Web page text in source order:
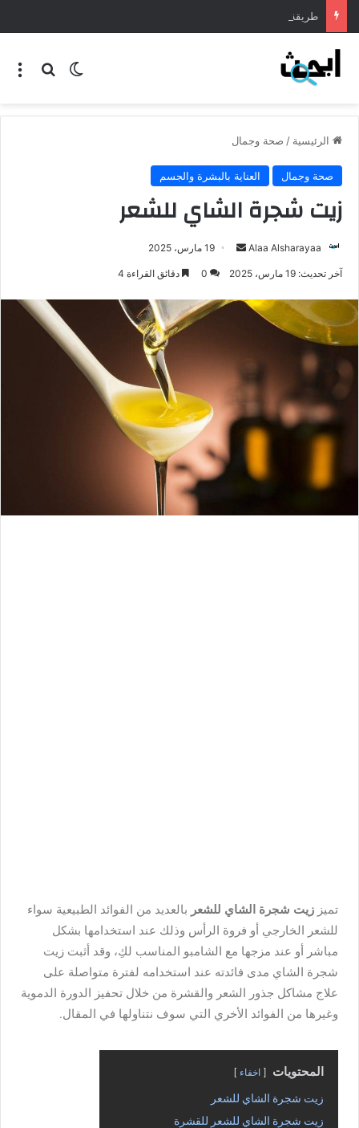
طريقة عمل المنسف الاردني
الرئيسية / صحة وجمال
صحة وجمال العناية بالبشرة والجسم
زيت شجرة الشاي للشعر
Alaa Alsharayaa 19 مارس، 2025
آخر تحديث: 19 مارس، 2025 0 دقائق القراءة 4
تميز زيت شجرة الشاي للشعر بالعديد من الفوائد الطبيعية سواء
للشعر الخارجي أو فروة الرأس وذلك عند استخدامها بشكل
مباشر أو عند مزجها مع الشامبو المناسب لكِ، وقد أثبت زيت
شجرة الشاي مدى فائدته عند استخدامه لفترة متواصلة على
علاج مشاكل جذور الشعر والقشرة من خلال تحفيز الدورة الدموية
وغيرها من الفوائد الأخري التي سوف نتناولها في المقال.
المحتويات اخفاء
زيت شجرة الشاي للشعر
زيت شجرة الشاي للشعر للقشرة